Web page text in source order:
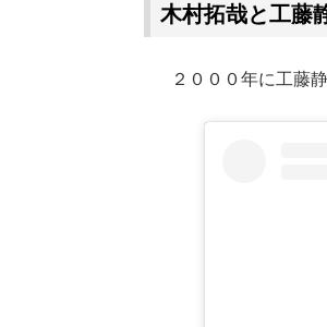
木村拓哉と工藤
２０００年に工藤